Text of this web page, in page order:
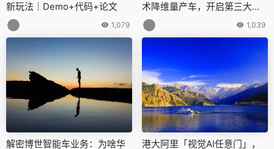
新玩法｜Demo+代码+论文
1,079
术降维量产车，开启第三大商
业化引擎
1,039
解密博世智能车业务：为啥华
港大阿里「视觉AI任意门」，